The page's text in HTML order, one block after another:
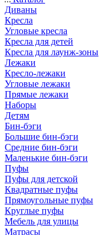
Диваны
Кресла
Угловые кресла
Кресла для детей
Кресла для лаунж-зоны
Лежаки
Кресло-лежаки
Угловые лежаки
Прямые лежаки
Наборы
Детям
Бин-бэги
Большие бин-бэги
Средние бин-бэги
Маленькие бин-бэги
Пуфы
Пуфы для детской
Квадратные пуфы
Прямоугольные пуфы
Круглые пуфы
Мебель для улицы
Матрасы